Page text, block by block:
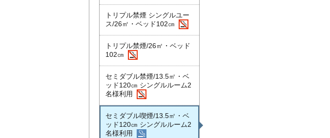
トリプル禁煙 シングルユー
ス/26㎡・ベッド102㎝
トリプル禁煙/26㎡・ベッド
102㎝
セミダブル禁煙/13.5㎡・ベ
ッド120㎝ シングルルーム2
名様利用
セミダブル喫煙/13.5㎡・ベ
ッド120㎝ シングルルーム2
名様利用